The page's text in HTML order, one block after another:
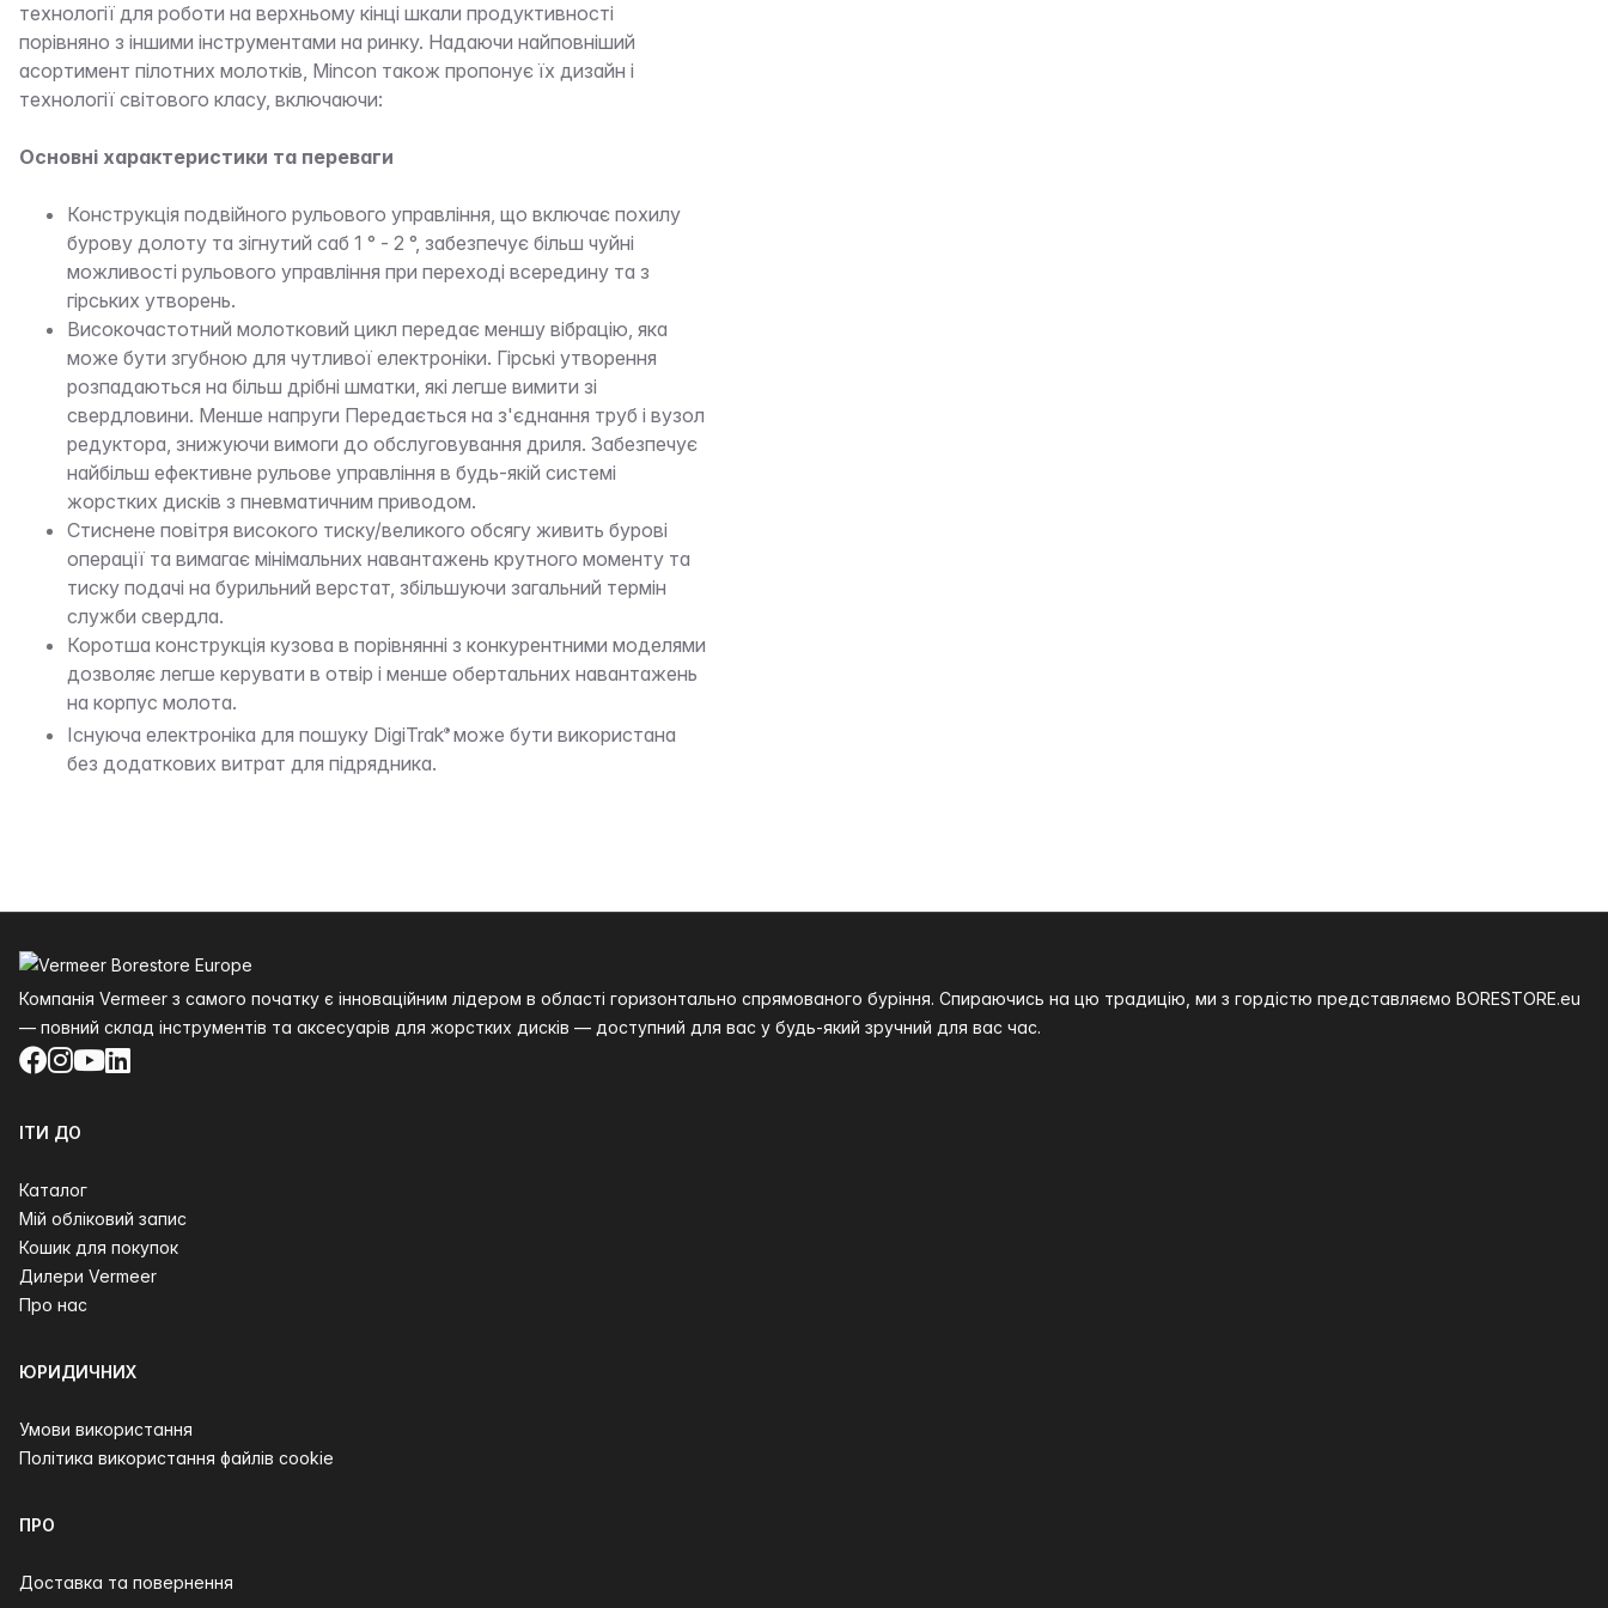
технології для роботи на верхньому кінці шкали продуктивності
порівняно з іншими інструментами на ринку. Надаючи найповніший
асортимент пілотних молотків, Mincon також пропонує їх дизайн і
технології світового класу, включаючи:
Основні характеристики та переваги
Конструкція подвійного рульового управління, що включає похилу
бурову долоту та зігнутий саб 1 ° - 2 °, забезпечує більш чуйні
можливості рульового управління при переході всередину та з
гірських утворень.
Високочастотний молотковий цикл передає меншу вібрацію, яка
може бути згубною для чутливої електроніки. Гірські утворення
розпадаються на більш дрібні шматки, які легше вимити зі
свердловини. Менше напруги Передається на з'єднання труб і вузол
редуктора, знижуючи вимоги до обслуговування дриля. Забезпечує
найбільш ефективне рульове управління в будь-якій системі
жорстких дисків з пневматичним приводом.
Стиснене повітря високого тиску/великого обсягу живить бурові
операції та вимагає мінімальних навантажень крутного моменту та
тиску подачі на бурильний верстат, збільшуючи загальний термін
служби свердла.
Коротша конструкція кузова в порівнянні з конкурентними моделями
дозволяє легше керувати в отвір і менше обертальних навантажень
на корпус молота.
Існуюча електроніка для пошуку DigiTrak® може бути використана
без додаткових витрат для підрядника.
Компанія Vermeer з самого початку є інноваційним лідером в області горизонтально спрямованого буріння. Спираючись на цю традицію, ми з гордістю представляємо BORESTORE.eu
— повний склад інструментів та аксесуарів для жорстких дисків — доступний для вас у будь-який зручний для вас час.
Facebook
Instagram
YouTube
LinkedIn
ІТИ ДО
Каталог
Мій обліковий запис
Кошик для покупок
Дилери Vermeer
Про нас
ЮРИДИЧНИХ
Умови використання
Політика використання файлів cookie
ПРО
Доставка та повернення